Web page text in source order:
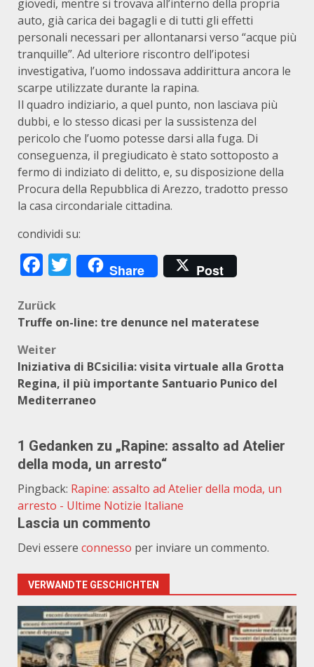
giovedì, mentre si trovava all’interno della propria
auto, già carica dei bagagli e di tutti gli effetti
personali necessari per allontanarsi verso “acque più
tranquille”. Ad ulteriore riscontro dell’ipotesi
investigativa, l’uomo indossava addirittura ancora le
scarpe utilizzate durante la rapina.
Il quadro indiziario, a quel punto, non lasciava più
dubbi, e lo stesso dicasi per la sussistenza del
pericolo che l’uomo potesse darsi alla fuga. Di
conseguenza, il pregiudicato è stato sottoposto a
fermo di indiziato di delitto, e, su disposizione della
Procura della Repubblica di Arezzo, tradotto presso
la casa circondariale cittadina.
condividi su:
Facebook
Twitter
Share Post
Beitragsnavigation
Zurück
Truffe on-line: tre denunce nel materatese
Weiter
Iniziativa di BCsicilia: visita virtuale alla Grotta
Regina, il più importante Santuario Punico del
Mediterraneo
1 Gedanken zu „Rapine: assalto ad Atelier
della moda, un arresto“
Pingback: Rapine: assalto ad Atelier della moda, un
arresto - Ultime Notizie Italiane
Lascia un commento
Devi essere connesso per inviare un commento.
VERWANDTE GESCHICHTEN